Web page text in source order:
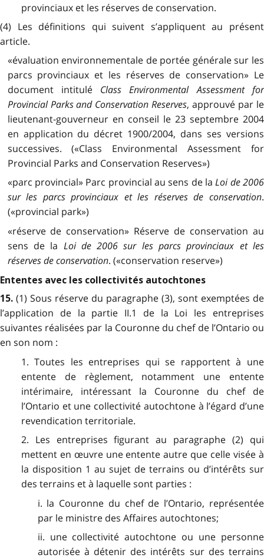
provinciaux et les réserves de conservation.
(4) Les définitions qui suivent s’appliquent au présent
article.
«évaluation environnementale de portée générale sur les
parcs provinciaux et les réserves de conservation» Le
document intitulé Class Environmental Assessment for
Provincial Parks and Conservation Reserves, approuvé par le
lieutenant-gouverneur en conseil le 23 septembre 2004
en application du décret 1900/2004, dans ses versions
successives. («Class Environmental Assessment for
Provincial Parks and Conservation Reserves»)
«parc provincial» Parc provincial au sens de laLoi de 2006
sur les parcs provinciaux et les réserves de conservation.
(«provincial park»)
«réserve de conservation» Réserve de conservation au
sens de la Loi de 2006 sur les parcs provinciaux et les
réserves de conservation. («conservation reserve»)
Ententes avec les collectivités autochtones
15. (1) Sous réserve du paragraphe (3), sont exemptées de
l’application de la partie II.1 de la Loi les entreprises
suivantes réalisées par la Couronne du chef de l’Ontario ou
en son nom :
1. Toutes les entreprises qui se rapportent à une
entente de règlement, notamment une entente
intérimaire, intéressant la Couronne du chef de
l’Ontario et une collectivité autochtone à l’égard d’une
revendication territoriale.
2. Les entreprises figurant au paragraphe (2) qui
mettent en œuvre une entente autre que celle visée à
la disposition 1 au sujet de terrains ou d’intérêts sur
des terrains et à laquelle sont parties :
i. la Couronne du chef de l’Ontario, représentée
par le ministre des Affaires autochtones;
ii. une collectivité autochtone ou une personne
autorisée à détenir des intérêts sur des terrains